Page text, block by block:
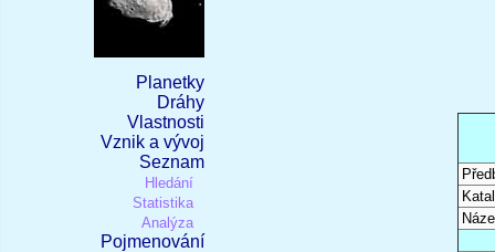
Planetky
Dráhy
Vlastnosti
Vznik a vývoj
Seznam
Hledání
Statistika
Analýza
Pojmenování